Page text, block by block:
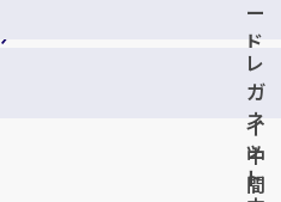
店
ー
ド
ウ
ェ
イ
中
間
レ
ガ
ネ
ッ
ト